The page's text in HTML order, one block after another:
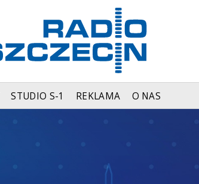
STUDIO S-1 REKLAMA O NAS